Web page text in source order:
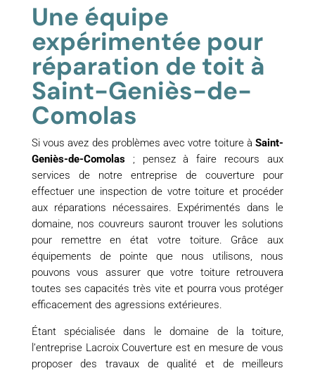
Une équipe
expérimentée pour
réparation de toit à
Saint-Geniès-de-
Comolas
Si vous avez des problèmes avec votre toiture àSaint-
Geniès-de-Comolas; pensez à faire recours aux
services de notre entreprise de couverture pour
effectuer une inspection de votre toiture et procéder
aux réparations nécessaires. Expérimentés dans le
domaine, nos couvreurs sauront trouver les solutions
pour remettre en état votre toiture. Grâce aux
équipements de pointe que nous utilisons, nous
pouvons vous assurer que votre toiture retrouvera
toutes ses capacités très vite et pourra vous protéger
efficacement des agressions extérieures.
Étant spécialisée dans le domaine de la toiture,
l’entreprise Lacroix Couverture est en mesure de vous
proposer des travaux de qualité et de meilleurs